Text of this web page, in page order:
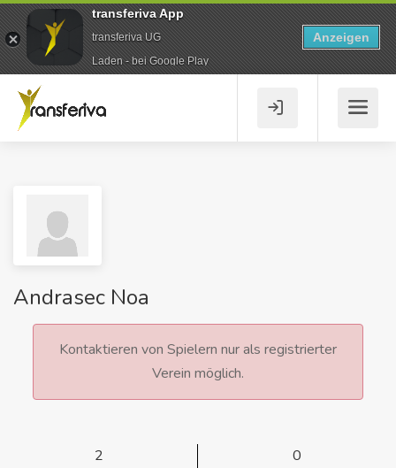
Andrasec Noa
Kontaktieren von Spielern nur als registrierter
Verein möglich.
2
0
transferiva App
transferiva UG
Laden - bei Google Play
Anzeigen